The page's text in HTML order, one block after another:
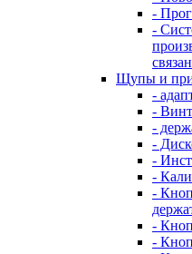
-
-
Щупы и
-
-
-
-
-
-
-
-
-